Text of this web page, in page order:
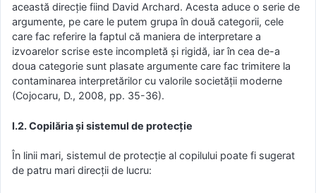
această direcție fiind David Archard. Acesta aduce o serie de
argumente, pe care le putem grupa în două categorii, cele
care fac referire la faptul că maniera de interpretare a
izvoarelor scrise este incompletă și rigidă, iar în cea de-a
doua categorie sunt plasate argumente care fac trimitere la
contaminarea interpretărilor cu valorile societății moderne
(Cojocaru, D., 2008, pp. 35-36).
I.2. Copilăria și sistemul de protecție
În linii mari, sistemul de protecție al copilului poate fi sugerat
de patru mari direcții de lucru: